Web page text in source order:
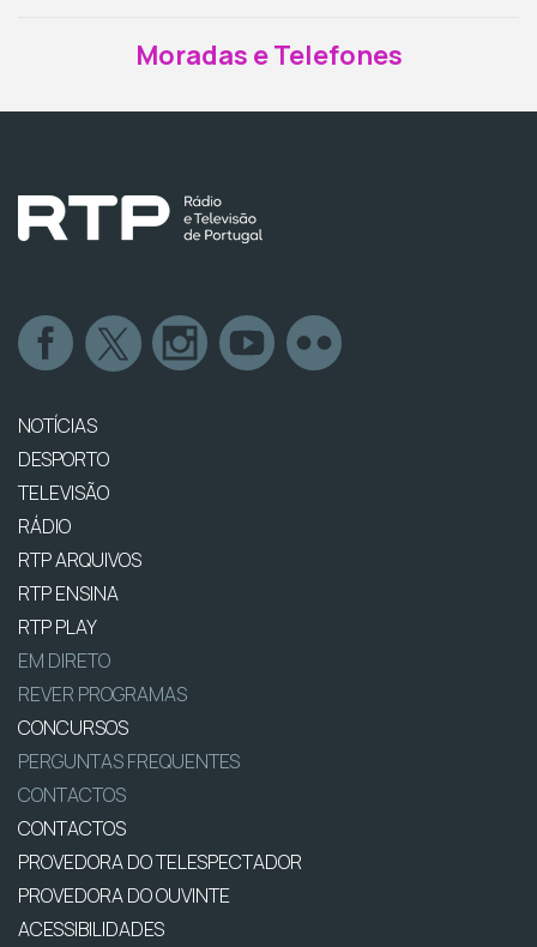
Moradas e Telefones
NOTÍCIAS
DESPORTO
TELEVISÃO
RÁDIO
RTP ARQUIVOS
RTP ENSINA
RTP PLAY
EM DIRETO
REVER PROGRAMAS
CONCURSOS
PERGUNTAS FREQUENTES
CONTACTOS
CONTACTOS
PROVEDORA DO TELESPECTADOR
PROVEDORA DO OUVINTE
ACESSIBILIDADES